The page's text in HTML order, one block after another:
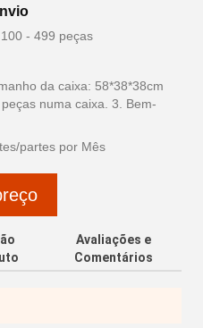
- 499 peças
da caixa: 58*38*38cm
numa caixa. 3. Bem-
partes por Mês
Avaliações e
Comentários